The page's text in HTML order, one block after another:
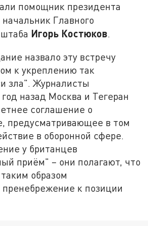
помощник президента
начальник Главного
Игорь Костюков.
назвало эту встречу
к укреплению так
зла". Журналисты
назад Москва и Тегеран
соглашение о
предусматривающее в том
в оборонной сфере.
у британцев
приём" – они полагают, что
образом
к позиции